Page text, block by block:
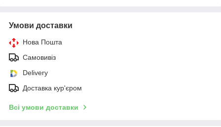
Умови доставки
Нова Пошта
Самовивіз
Delivery
Доставка кур'єром
Всі умови доставки